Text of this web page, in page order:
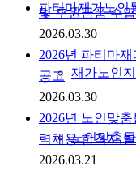
파티마재가노인
재가노인
노인맞춤
및 후원금품 수
2026.03.30
2026년 파티마
공고
2026.03.30
2026년 노인맞
력채용 합격자
2026.03.21